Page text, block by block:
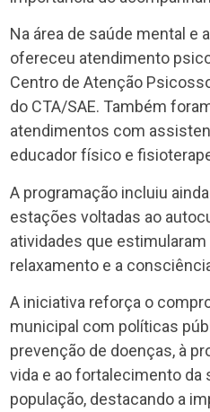
Na área de saúde mental e
ofereceu atendimento
Centro de Atenção
do CTA/SAE. Também
atendimentos com
educador físico e
A programação incluiu
estações voltadas ao
atividades que
relaxamento e a
A iniciativa reforça o
municipal com políticas
prevenção de doenças, à
vida e ao fortalecimento da
população, destacando a